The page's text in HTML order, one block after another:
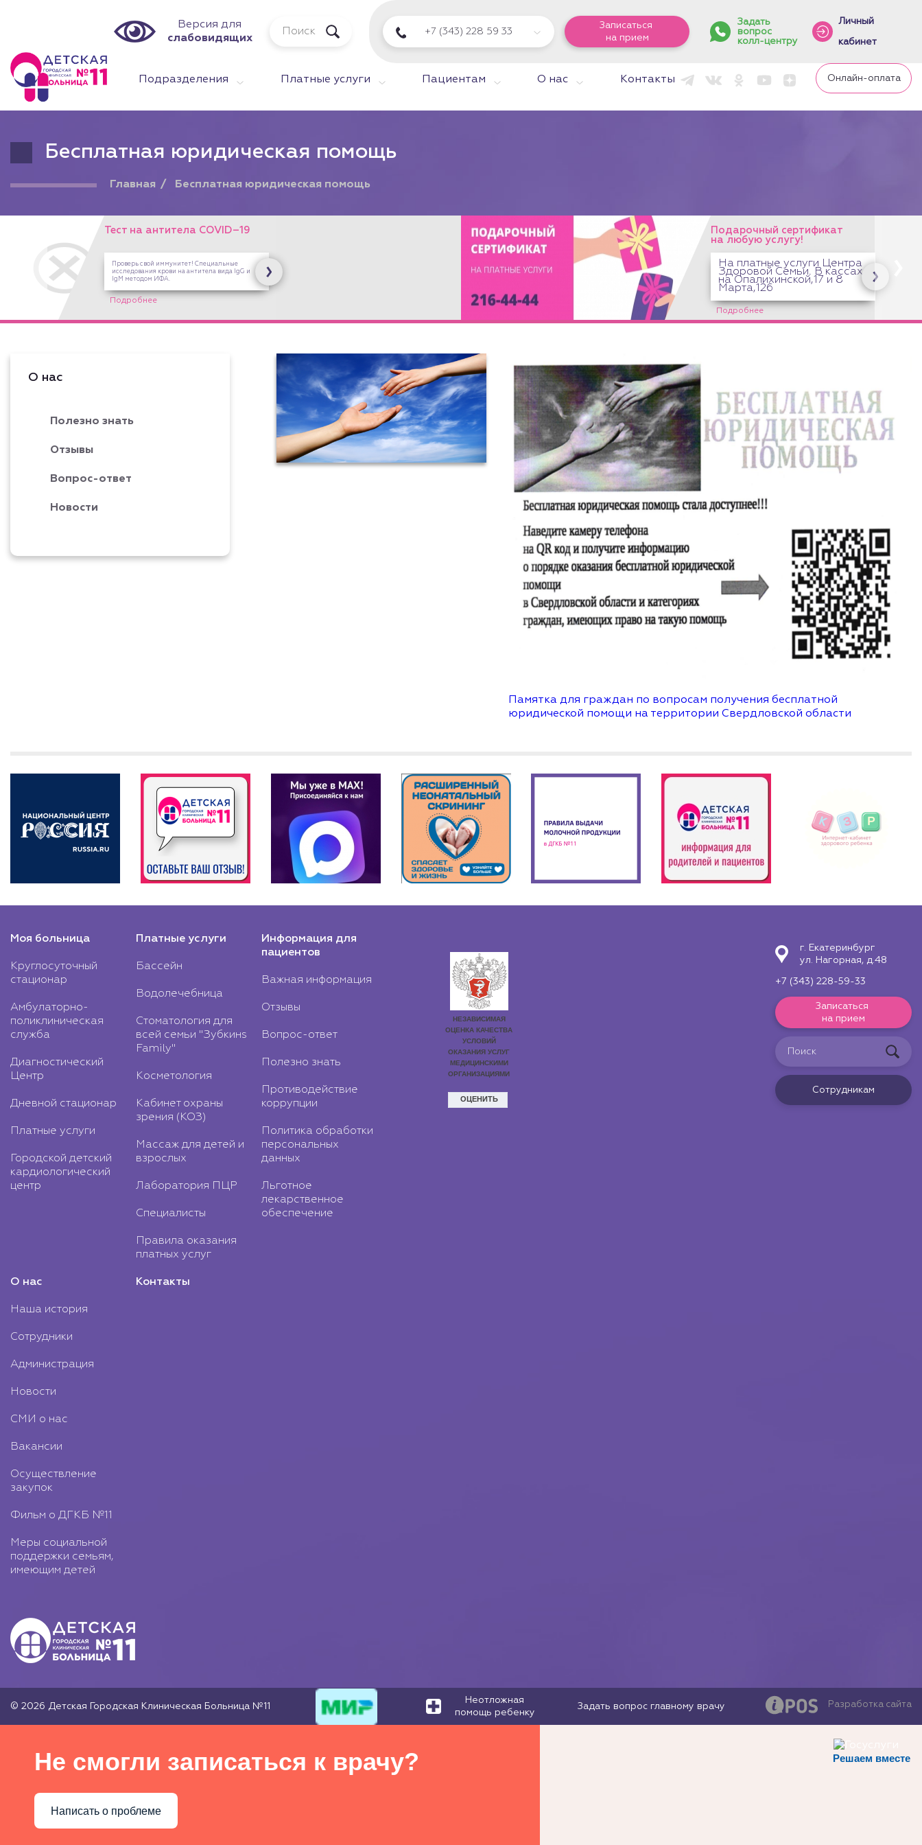
Версия для
слабовидящих
+7 (343) 228 59 33
Записаться
на прием
Задать
вопрос
колл-центру
Личный
кабинет
Подразделения Платные услуги Пациентам О нас Контакты Онлайн-оплата
Бесплатная юридическая помощь
Главная Бесплатная юридическая помощь
Тест на антитела COVID–19
Проверь свой иммунитет! Специальные
исследования крови на антитела вида IgG и
IgM методом ИФА.
Подробнее
Подарочный сертификат
на любую услугу!
На платные услуги Центра
Здоровой Семьи. В кассах
на Опалихинской,17 и 8
Марта,126
Подробнее
О нас
Полезно знать
Отзывы
Вопрос-ответ
Новости
Памятка для граждан по вопросам получения бесплатной
юридической помощи на территории Свердловской области
Моя больница
Круглосуточный
стационар
Амбулаторно-
поликлиническая
служба
Диагностический
Центр
Дневной стационар
Платные услуги
Городской детский
кардиологический
центр
Платные услуги
Бассейн
Водолечебница
Стоматология для
всей семьи "Зубкинs
Family"
Косметология
Кабинет охраны
зрения (КОЗ)
Массаж для детей и
взрослых
Лаборатория ПЦР
Специалисты
Правила оказания
платных услуг
Информация для
пациентов
Важная информация
Отзывы
Вопрос-ответ
Полезно знать
Противодействие
коррупции
Политика обработки
персональных
данных
Льготное
лекарственное
обеспечение
О нас
Наша история
Сотрудники
Администрация
Новости
СМИ о нас
Вакансии
Осуществление
закупок
Фильм о ДГКБ №11
Меры социальной
поддержки семьям,
имеющим детей
Контакты
г. Екатеринбург
ул. Нагорная, д.48
+7 (343) 228-59-33
Записаться
на прием
Сотрудникам
© 2026 Детская Городская Клиническая Больница №11
Неотложная
помощь ребенку
Задать вопрос главному врачу Разработка сайта
Решаем вместе
Не смогли записаться к врачу?
Написать о проблеме